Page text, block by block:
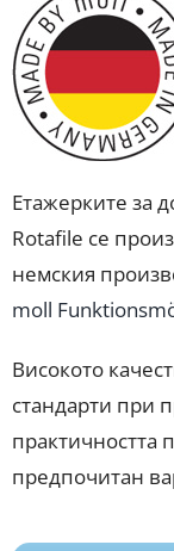
Етажерките за
Rotafile се
немския
moll
Високото
стандарти при
практичността
предпочитан